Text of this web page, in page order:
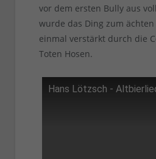
vor dem ersten Bully aus
wurde das Ding zum
einmal verstärkt durch die
Toten Hosen.
Hans Lötzsch -